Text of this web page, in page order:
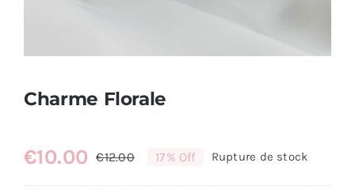
Charme Florale
€12.00Le
€10.00
Le
17% Off Rupture de stock